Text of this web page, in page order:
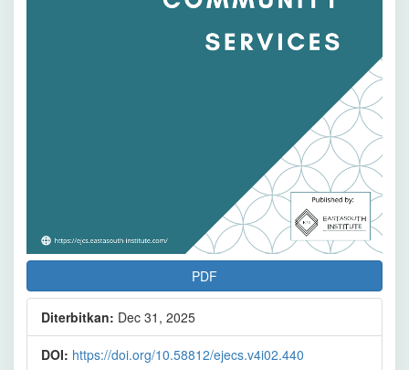
PDF
Diterbitkan: Dec 31, 2025
DOI: https://doi.org/10.58812/ejecs.v4i02.440